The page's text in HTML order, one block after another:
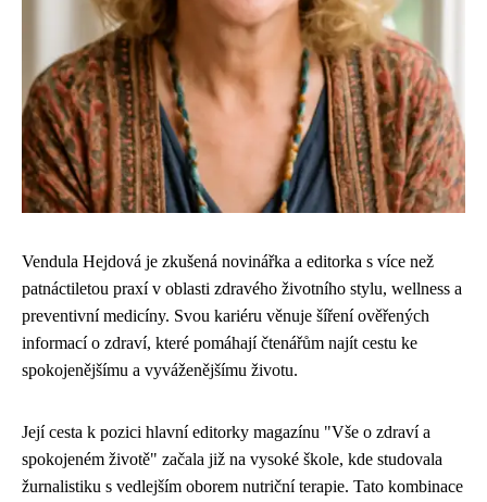
Vendula Hejdová je zkušená novinářka a editorka s více než
patnáctiletou praxí v oblasti zdravého životního stylu, wellness a
preventivní medicíny. Svou kariéru věnuje šíření ověřených
informací o zdraví, které pomáhají čtenářům najít cestu ke
spokojenějšímu a vyváženějšímu životu.
Její cesta k pozici hlavní editorky magazínu "Vše o zdraví a
spokojeném životě" začala již na vysoké škole, kde studovala
žurnalistiku s vedlejším oborem nutriční terapie. Tato kombinace